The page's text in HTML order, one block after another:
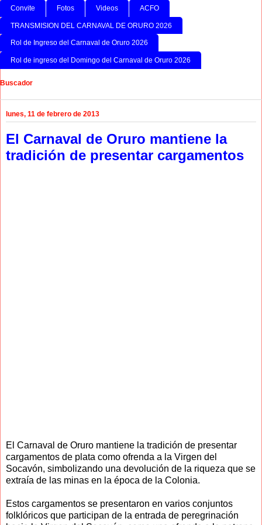
Convite Fotos Videos ACFO
TRANSMISION DEL CARNAVAL DE ORURO 2026
Rol de Ingreso del Carnaval de Oruro 2026
Rol de ingreso del Domingo del Carnaval de Oruro 2026
Buscador
lunes, 11 de febrero de 2013
El Carnaval de Oruro mantiene la
tradición de presentar cargamentos
El Carnaval de Oruro mantiene la tradición de presentar
cargamentos de plata como ofrenda a la Virgen del
Socavón, simbolizando una devolución de la riqueza que se
extraía de las minas en la época de la Colonia.
Estos cargamentos se presentaron en varios conjuntos
folklóricos que participan de la entrada de peregrinación